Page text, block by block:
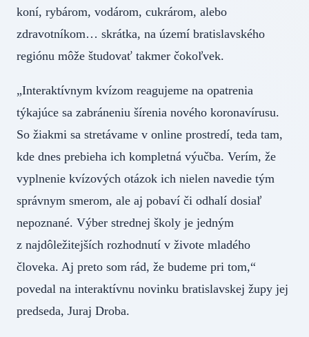
koní, rybárom, vodárom, cukrárom, alebo
zdravotníkom… skrátka, na území bratislavského
regiónu môže študovať takmer čokoľvek.
„Interaktívnym kvízom reagujeme na opatrenia
týkajúce sa zabráneniu šírenia nového koronavírusu.
So žiakmi sa stretávame v online prostredí, teda tam,
kde dnes prebieha ich kompletná výučba. Verím, že
vyplnenie kvízových otázok ich nielen navedie tým
správnym smerom, ale aj pobaví či odhalí dosiaľ
nepoznané. Výber strednej školy je jedným
z najdôležitejších rozhodnutí v živote mladého
človeka. Aj preto som rád, že budeme pri tom,“
povedal na interaktívnu novinku bratislavskej župy jej
predseda, Juraj Droba.